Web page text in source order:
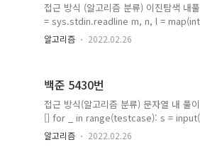
접근 방식 (알고리즘 분류) 이진탐
= sys.stdin.readline m, n, l =
check_x, check_y = [], [] for i in
check_y.append(y) result = 0 for
알고리즘 2022.02.26
백준 5430번
접근 방식(알고리즘 분류) 문자열 내
[] for _ in range(testcase): s =
len(temp2) == 1: if temp2[0][1] ==
temp2[0][1:] temp2[-1] = temp2[-
알고리즘 2022.02.26